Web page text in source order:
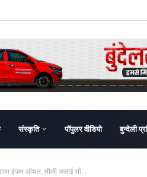
संस्कृति पॉपुलर वीडियो बुन्देली
इंजन ऑयल, तीली जलाई तो...